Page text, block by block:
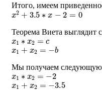
Итого, имеем
x2+3.5∗x−2=0
Теорема Виета выглядит
x1∗x2= c
x1 + x2 =− b
Мы получаем следующую
x1∗x2=−2
x1 + x2 =− 3.5